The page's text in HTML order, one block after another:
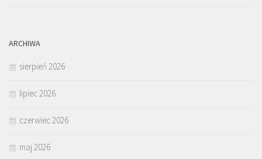
ARCHIWA
sierpień 2026
lipiec 2026
czerwiec 2026
maj 2026